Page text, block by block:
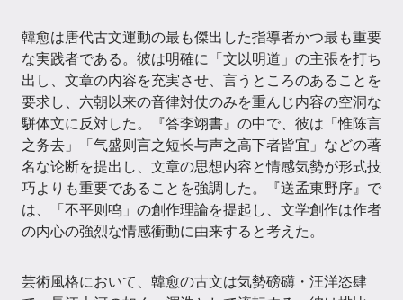
韓愈は唐代古文運動の最も傑出した指導者かつ最も重要
な実践者である。彼は明確に「文以明道」の主張を打ち
出し、文章の内容を充実させ、言うところのあることを
要求し、六朝以来の音律対仗のみを重んじ内容の空洞な
駢体文に反対した。『答李翊書』の中で、彼は「惟陈言
之务去」「气盛则言之短长与声之高下者皆宜」などの著
名な论断を提出し、文章の思想内容と情感気勢が形式技
巧よりも重要であることを強調した。『送孟東野序』で
は、「不平则鸣」の創作理論を提起し、文学創作は作者
の内心の強烈な情感衝動に由来すると考えた。
芸術風格において、韓愈の古文は気勢磅礴・汪洋恣肆